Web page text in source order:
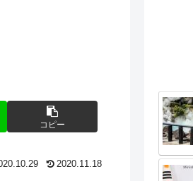
コピー
2020.11.18